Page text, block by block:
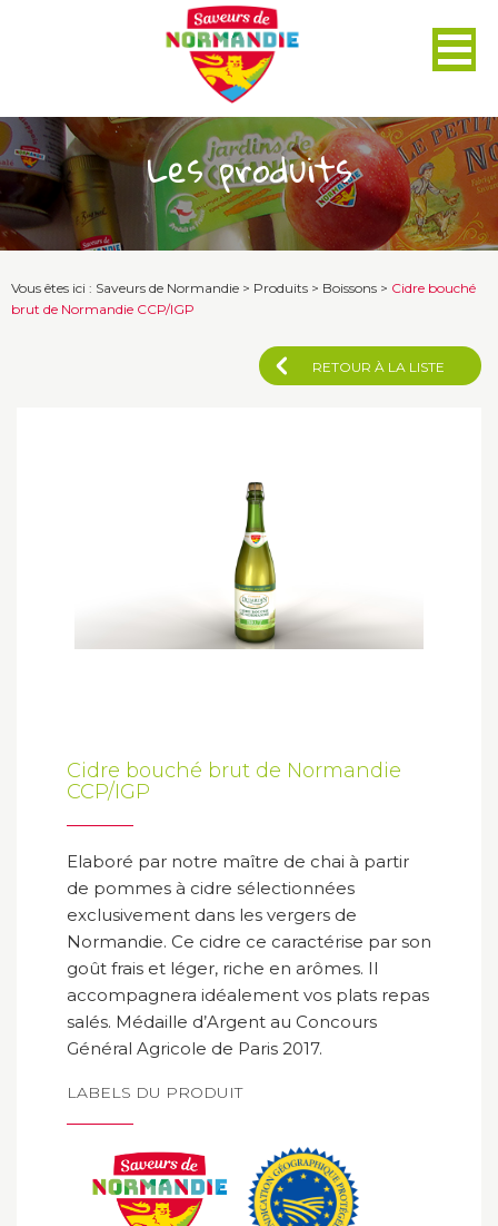
Les produits
Vous êtes ici : Saveurs de Normandie > Produits > Boissons > Cidre bouché
brut de Normandie CCP/IGP
RETOUR À LA LISTE
Cidre bouché brut de Normandie
CCP/IGP
Elaboré par notre maître de chai à partir
de pommes à cidre sélectionnées
exclusivement dans les vergers de
Normandie. Ce cidre ce caractérise par son
goût frais et léger, riche en arômes. Il
accompagnera idéalement vos plats repas
salés. Médaille d’Argent au Concours
Général Agricole de Paris 2017.
LABELS DU PRODUIT
Panneau de gestion des cookies